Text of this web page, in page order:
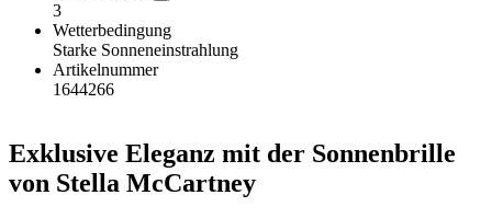
3
Wetterbedingung
Starke Sonneneinstrahlung
Artikelnummer
1644266
Exklusive Eleganz mit der Sonnenbrille
von Stella McCartney